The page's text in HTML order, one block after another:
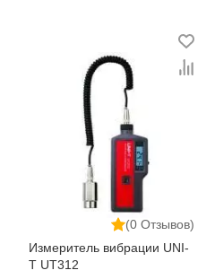
(0 Отзывов)
Измеритель вибрации UNI-
T UT312